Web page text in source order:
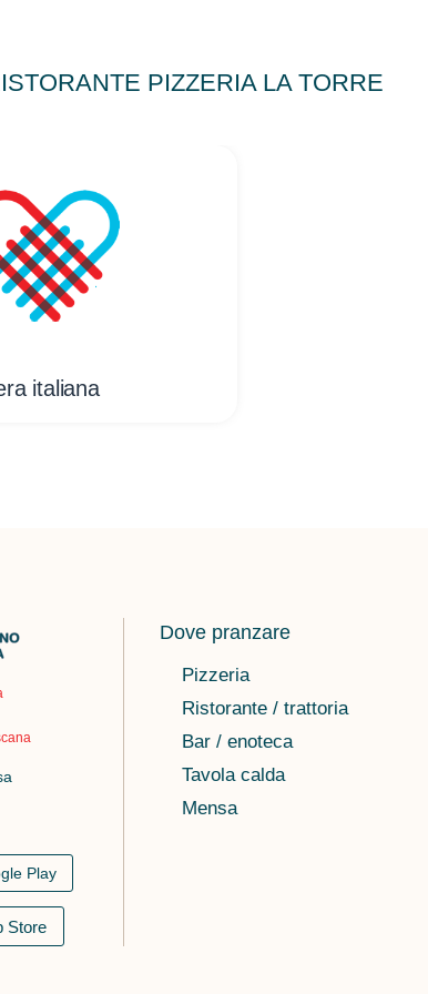
PIZZERIA LA TORRE
italiana
Play
Store
Dove pranzare
Pizzeria
Ristorante / trattoria
Bar / enoteca
Tavola calda
Mensa